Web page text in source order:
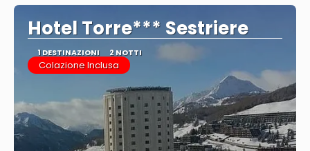
Hotel Torre*** Sestriere
1 DESTINAZIONI 2 NOTTI
Colazione Inclusa